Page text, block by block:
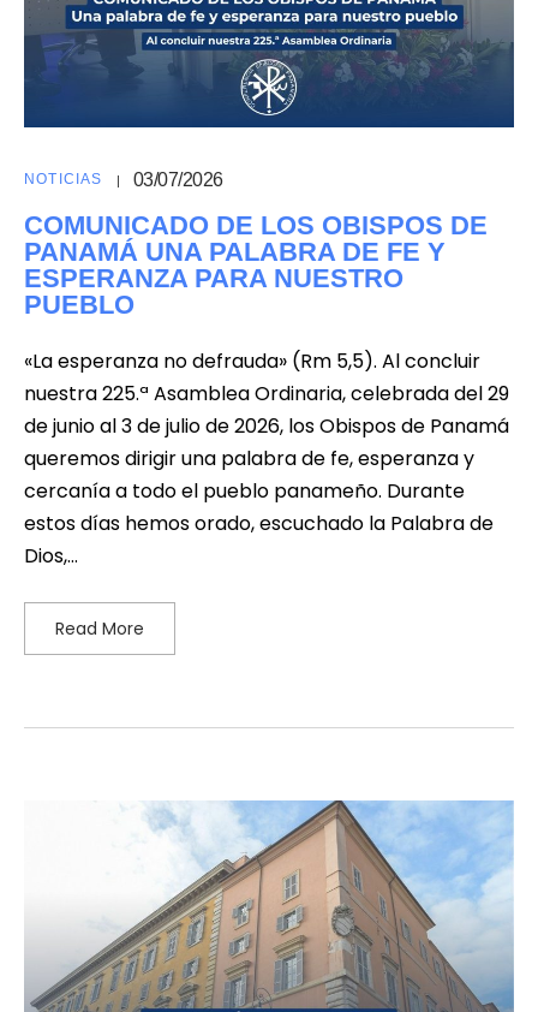
NOTICIAS 03/07/2026
COMUNICADO DE LOS OBISPOS DE
PANAMÁ UNA PALABRA DE FE Y
ESPERANZA PARA NUESTRO
PUEBLO
«La esperanza no defrauda» (Rm 5,5). Al concluir
nuestra 225.ª Asamblea Ordinaria, celebrada del 29
de junio al 3 de julio de 2026, los Obispos de Panamá
queremos dirigir una palabra de fe, esperanza y
cercanía a todo el pueblo panameño. Durante
estos días hemos orado, escuchado la Palabra de
Dios,…
Read More